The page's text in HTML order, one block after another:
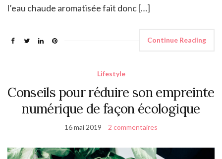
l’eau chaude aromatisée fait donc […]
Continue Reading
Lifestyle
Conseils pour réduire son empreinte
numérique de façon écologique
16 mai 2019 2 commentaires